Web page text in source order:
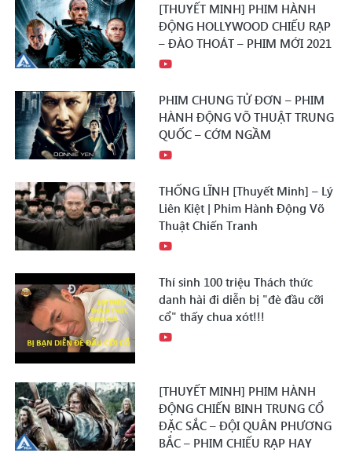
[THUYẾT MINH] PHIM HÀNH
ĐỘNG HOLLYWOOD CHIẾU RẠP
– ĐÀO THOÁT – PHIM MỚI 2021
PHIM CHUNG TỬ ĐƠN – PHIM
HÀNH ĐỘNG VÕ THUẬT TRUNG
QUỐC – CỚM NGẦM
THỐNG LĨNH [Thuyết Minh] – Lý
Liên Kiệt | Phim Hành Động Võ
Thuật Chiến Tranh
Thí sinh 100 triệu Thách thức
danh hài đi diễn bị "đè đầu cỡi
cổ" thấy chua xót!!!
[THUYẾT MINH] PHIM HÀNH
ĐỘNG CHIẾN BINH TRUNG CỔ
ĐẶC SẮC – ĐỘI QUÂN PHƯƠNG
BẮC – PHIM CHIẾU RẠP HAY